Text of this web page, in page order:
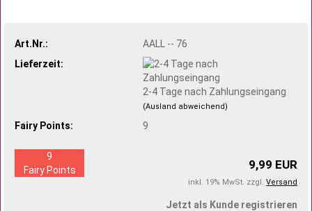
Art.Nr.:
AALL -- 76
Lieferzeit:
2-4 Tage nach Zahlungseingang
(Ausland abweichend)
Fairy Points: 9
9,99 EUR
inkl. 19% MwSt. zzgl. Versand
9
Fairy Points
Jetzt als Kunde registrieren